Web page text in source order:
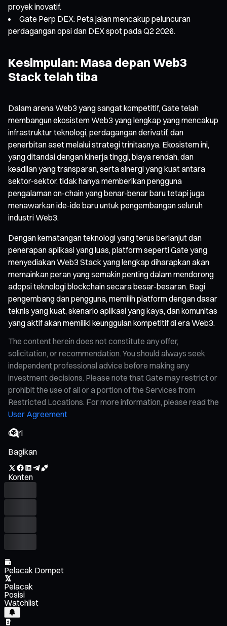
proyek inovatif.
Gate Perp DEX: Peta jalan mencakup peluncuran
perdagangan opsi dan DEX spot pada Q2 2026.
Kesimpulan: Masa depan Web3
Stack telah tiba
Dalam arena Web3 yang sangat kompetitif, Gate telah
membangun ekosistem Web3 yang lengkap yang mencakup
infrastruktur teknologi, perdagangan derivatif, dan
penerbitan aset melalui strategi trinitasnya. Ekosistem ini,
yang ditandai dengan kinerja tinggi, biaya rendah, dan
keadilan yang transparan, serta sinergi yang kuat antara
sektor-sektor, tidak hanya memberikan pengguna
pengalaman on-chain yang benar-benar baru tetapi juga
menawarkan ide-ide baru untuk pengembangan seluruh
industri Web3.
Dengan kematangan teknologi yang terus berlanjut dan
penerapan aplikasi yang luas, platform seperti Gate yang
menyediakan Web3 Stack yang lengkap diharapkan akan
memainkan peran yang semakin penting dalam mendorong
adopsi teknologi blockchain secara besar-besaran. Bagi
pengembang dan pengguna, memilih platform dengan dasar
teknis yang kuat, skenario aplikasi yang kaya, dan komunitas
yang aktif akan memiliki keunggulan kompetitif di era Web3.
The content herein does not constitute any offer,
solicitation, or recommendation. You should always seek
independent professional advice before making any
investment decisions. Please note that Gate may restrict or
prohibit the use of all or a portion of the Services from
Restricted Locations. For more information, please read the
User Agreement
Bagikan
Konten
Pelacak Dompet
Pelacak
Posisi
Watchlist